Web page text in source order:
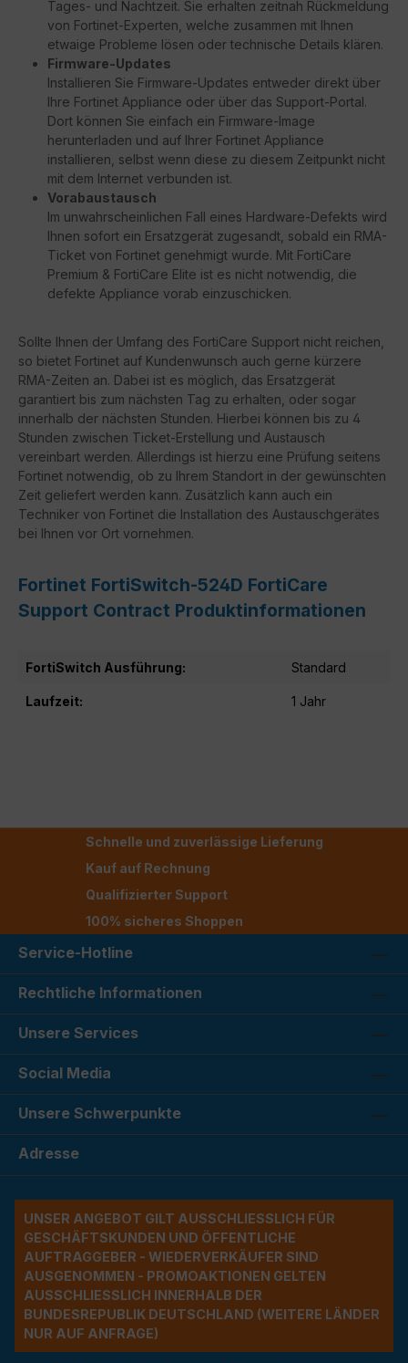
Tages- und Nachtzeit. Sie erhalten zeitnah Rückmeldung
von Fortinet-Experten, welche zusammen mit Ihnen
etwaige Probleme lösen oder technische Details klären.
Firmware-Updates
Installieren Sie Firmware-Updates entweder direkt über
Ihre Fortinet Appliance oder über das Support-Portal.
Dort können Sie einfach ein Firmware-Image
herunterladen und auf Ihrer Fortinet Appliance
installieren, selbst wenn diese zu diesem Zeitpunkt nicht
mit dem Internet verbunden ist.
Vorabaustausch
Im unwahrscheinlichen Fall eines Hardware-Defekts wird
Ihnen sofort ein Ersatzgerät zugesandt, sobald ein RMA-
Ticket von Fortinet genehmigt wurde. Mit FortiCare
Premium & FortiCare Elite ist es nicht notwendig, die
defekte Appliance vorab einzuschicken.
Sollte Ihnen der Umfang des FortiCare Support nicht reichen,
so bietet Fortinet auf Kundenwunsch auch gerne kürzere
RMA-Zeiten an. Dabei ist es möglich, das Ersatzgerät
garantiert bis zum nächsten Tag zu erhalten, oder sogar
innerhalb der nächsten Stunden. Hierbei können bis zu 4
Stunden zwischen Ticket-Erstellung und Austausch
vereinbart werden. Allerdings ist hierzu eine Prüfung seitens
Fortinet notwendig, ob zu Ihrem Standort in der gewünschten
Zeit geliefert werden kann. Zusätzlich kann auch ein
Techniker von Fortinet die Installation des Austauschgerätes
bei Ihnen vor Ort vornehmen.
Fortinet FortiSwitch-524D FortiCare
Support Contract Produktinformationen
FortiSwitch Ausführung: Standard
Laufzeit: 1 Jahr
Schnelle und zuverlässige Lieferung
Kauf auf Rechnung
Qualifizierter Support
100% sicheres Shoppen
Service-Hotline
Rechtliche Informationen
Unsere Services
Social Media
Unsere Schwerpunkte
Adresse
UNSER ANGEBOT GILT AUSSCHLIESSLICH FÜR G
ESCHÄFTSKUNDEN UND ÖFFENTLICHE A
UFTRAGGEBER - WIEDERVERKÄUFER SIND A
USGENOMMEN - PROMOAKTIONEN GELTEN A
USSCHLIESSLICH INNERHALB DER BU
NDESREPUBLIK DEUTSCHLAND (WEITERE LÄNDER NU
R AUF ANFRAGE)